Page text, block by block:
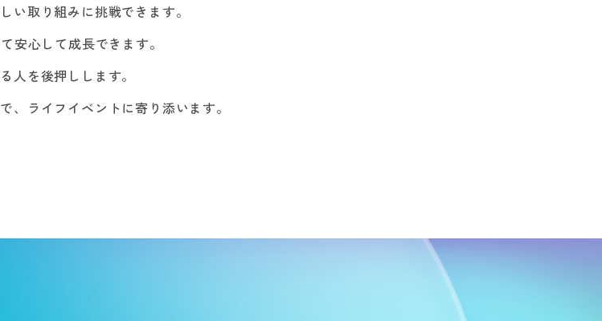
い取り組みに挑戦できます。
安心して成長できます。
人を後押しします。
、ライフイベントに寄り添います。